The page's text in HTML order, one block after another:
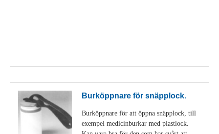
Burköppnare för snäpplock.
Burköppnare för att öppna snäpplock, till
exempel medicinburkar med plastlock.